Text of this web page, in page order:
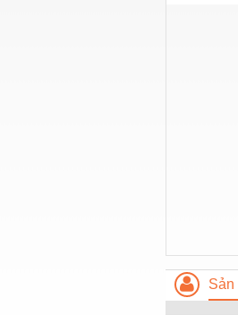
Sản